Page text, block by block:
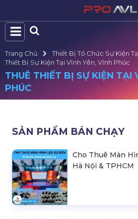
Trang Chủ Thiết Bị Tổ Chức Sự Kiện
Thiết Bị Sự Kiện Tại Vĩnh Yên, Vĩnh Phúc
THUÊ THIẾT BỊ SỰ KIỆN TẠI
PHÚC
SẢN PHẨM BÁN CHẠY
Cho Thuê Màn
Hà Nội & TPHCM